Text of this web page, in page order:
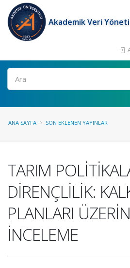
Akademik Veri
Ara
ANA SAYFA SON EKLENEN YAYINLAR
TARIM
DİRENÇLİLİK:
PLANLARI
İNCELEME